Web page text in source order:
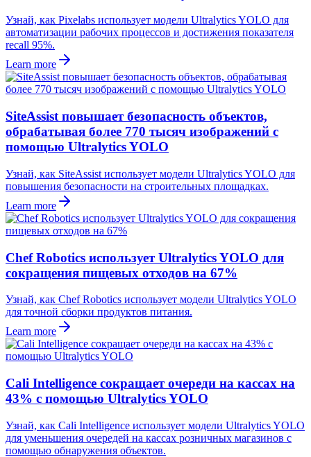
Узнай, как Pixelabs использует модели Ultralytics YOLO для
автоматизации рабочих процессов и достижения показателя
recall 95%.
Learn more
SiteAssist повышает безопасность объектов,
обрабатывая более 770 тысяч изображений с
помощью Ultralytics YOLO
Узнай, как SiteAssist использует модели Ultralytics YOLO для
повышения безопасности на строительных площадках.
Learn more
Chef Robotics использует Ultralytics YOLO для
сокращения пищевых отходов на 67%
Узнай, как Chef Robotics использует модели Ultralytics YOLO
для точной сборки продуктов питания.
Learn more
Cali Intelligence сокращает очереди на кассах на
43% с помощью Ultralytics YOLO
Узнай, как Cali Intelligence использует модели Ultralytics YOLO
для уменьшения очередей на кассах розничных магазинов с
помощью обнаружения объектов.